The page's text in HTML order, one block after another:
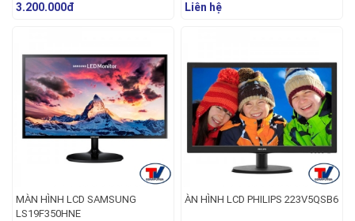
3.200.000đ Liên hệ
MÀN HÌNH LCD SAMSUNG
LS19F350HNE
ÀN HÌNH LCD PHILIPS 223V5QSB6